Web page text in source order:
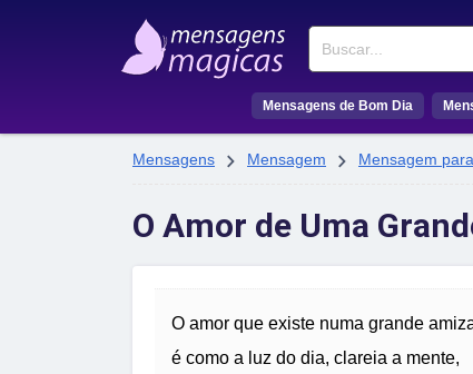
Buscar
Mensagens de Bom Dia
Mensagens  Mensagem  Mensagem
O Amor de Uma
O amor que existe numa grande
é como a luz do dia, clareia a mente,